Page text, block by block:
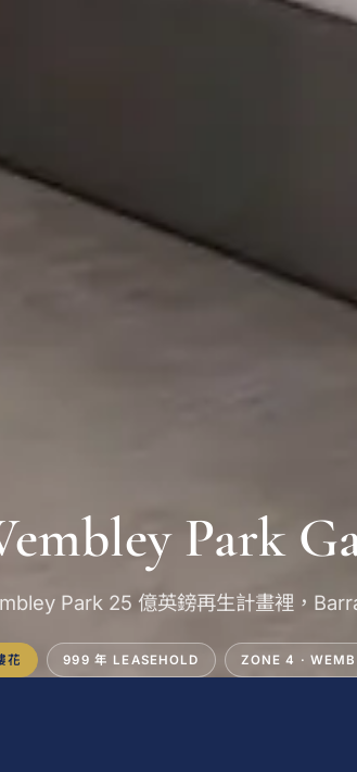
Park
Park 25 億英鎊再生計畫裡，
花 999 年 LEASEHOLD ZONE 4 ·